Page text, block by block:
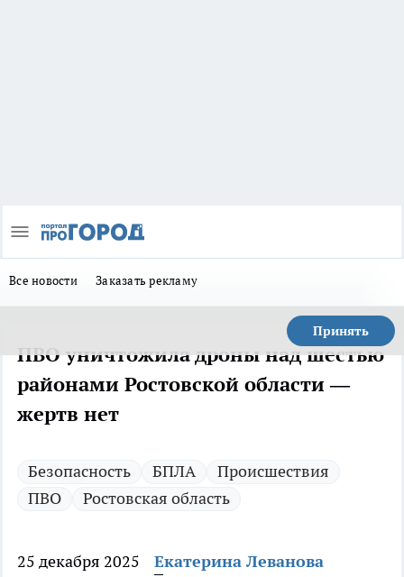
Все новости Заказать рекламу
Принять
ПВО уничтожила дроны над шестью
районами Ростовской области —
жертв нет
Безопасность БПЛА
Происшествия
ПВО
Ростовская область
25 декабря 2025
Екатерина Леванова